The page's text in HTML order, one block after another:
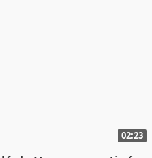
02:23